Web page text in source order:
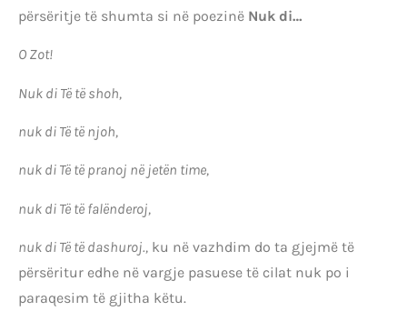
përsëritje të shumta si në poezinë Nuk di…
O Zot!
Nuk di Të të shoh,
nuk di Të të njoh,
nuk di Të të pranoj në jetën time,
nuk di Të të falënderoj,
nuk di Të të dashuroj., ku në vazhdim do ta gjejmë të
përsëritur edhe në vargje pasuese të cilat nuk po i
paraqesim të gjitha këtu.